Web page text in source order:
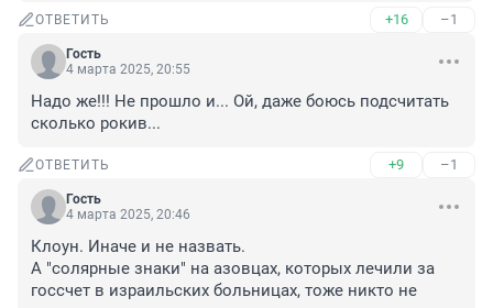
ОТВЕТИТЬ +16 –1
Гость
4 марта 2025, 20:55
Надо же!!! Не прошло и... Ой, даже боюсь подсчитать
сколько рокив...
ОТВЕТИТЬ +9 –1
Гость
4 марта 2025, 20:46
Клоун. Иначе и не назвать.
А "солярные знаки" на азовцах, которых лечили за
госсчет в израильских больницах, тоже никто не